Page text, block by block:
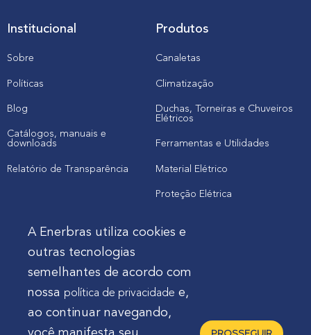
Institucional
Sobre
Políticas
Blog
Catálogos, manuais e
downloads
Relatório de Transparência
Produtos
Canaletas
Climatização
Duchas, Torneiras e Chuveiros
Elétricos
Ferramentas e Utilidades
Material Elétrico
Proteção Elétrica
Cliente
Onde comprar produtos
Quero Enerbras na minha loja
A Enerbras utiliza cookies e
outras tecnologias
semelhantes de acordo com
nossa política de privacidade e,
ao continuar navegando,